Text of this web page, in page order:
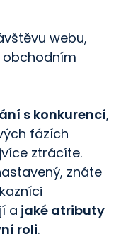
webu,
s konkurencí,
fázích
ztrácíte.
znáte
a jaké atributy
roli.